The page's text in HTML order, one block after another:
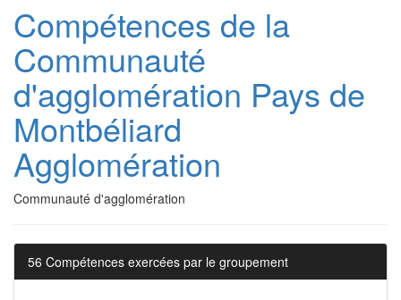
Compétences de la
Communauté
d'agglomération Pays de
Montbéliard
Agglomération
Communauté d'agglomération
56 Compétences exercées par le groupement